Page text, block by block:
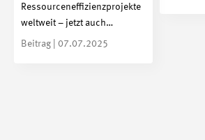
Ressourceneffizienzprojekte
weltweit – jetzt auch…
Beitrag | 07.07.2025